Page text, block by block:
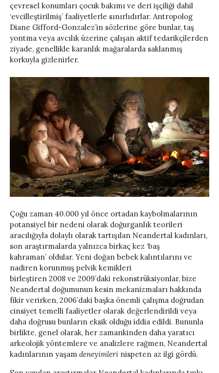
çevresel konumları çocuk bakımı ve deri işçiliği dahil
‘evcilleştirilmiş’ faaliyetlerle sınırlıdırlar. Antropolog
Diane Gifford-Gonzalez’in sözlerine göre bunlar, taş
yontma veya avcılık üzerine çalışan aktif tedarikçilerden
ziyade, genellikle karanlık mağaralarda saklanmış
korkuyla gizlenirler.
Çoğu zaman 40.000 yıl önce ortadan kaybolmalarının
potansiyel bir nedeni olarak doğurganlık teorileri
aracılığıyla dolaylı olarak tartışılan Neandertal kadınları,
son araştırmalarda yalnızca birkaç kez ‘baş
kahraman’ oldular. Yeni doğan bebek kalıntılarını ve
nadiren korunmuş pelvik kemikleri
birleştiren 2008 ve 2009’daki rekonstrüksiyonlar, bize
Neandertal doğumunun kesin mekanizmaları hakkında
fikir verirken, 2006’daki başka önemli çalışma doğrudan
cinsiyet temelli faaliyetler olarak değerlendirildi veya
daha doğrusu bunların eksik olduğu iddia edildi. Bununla
birlikte, genel olarak, her zamankinden daha yaratıcı
arkeolojik yöntemlere ve analizlere rağmen, Neandertal
kadınlarının yaşam deneyimleri nispeten az ilgi gördü.